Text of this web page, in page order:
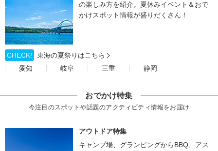
の楽しみ方を紹介。夏休みイベント＆おで
かけスポット情報が盛りだくさん！
CHECK!
東海の夏祭りはこちら
愛知
岐阜 三重 静岡
おでかけ特集
今注目のスポットや話題のアクティビティ情報をお届け
アウトドア特集
キャンプ場、グランピングからBBQ、アス